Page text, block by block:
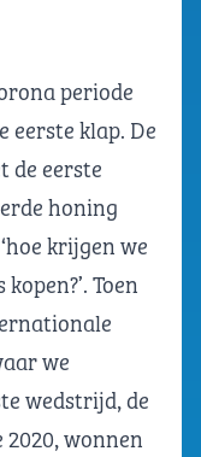
periode
eerste klap. De
de eerste
honing
krijgen we
Toen
we
wedstrijd, de
wonnen